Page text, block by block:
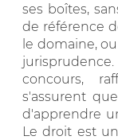
ses boîtes,
de référence
le domaine,
concours,
s'assurent
d'apprendre
Le droit est